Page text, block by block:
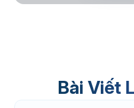
Bài Viết